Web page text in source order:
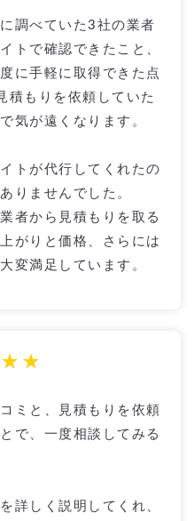
調べていた3社の業者
トで確認できたこと、
に手軽に取得できた点
積もりを依頼していた
気が遠くなります。
トが代行してくれたの
りませんでした。
者から見積もりを取る
がりと価格、さらには
変満足しています。
ミと、見積もりを依頼
で、一度相談してみる
詳しく説明してくれ、